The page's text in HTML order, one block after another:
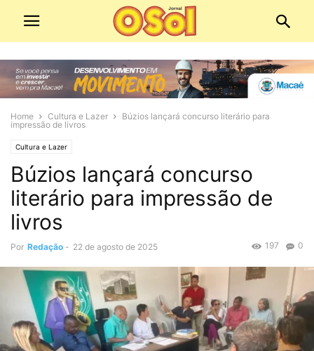
Home Cultura e Lazer
Búzios lançará concurso literário para
impressão de livros
Cultura e Lazer
Búzios lançará concurso
literário para impressão de
livros
Por Redação - 22 de agosto de 2025 0
197